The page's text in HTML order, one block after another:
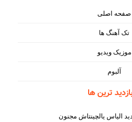
صفحه اصلی
تک آهنگ ها
موزیک ویدیو
آلبوم
ترین ها
الیاس یالچینتاش مجنون